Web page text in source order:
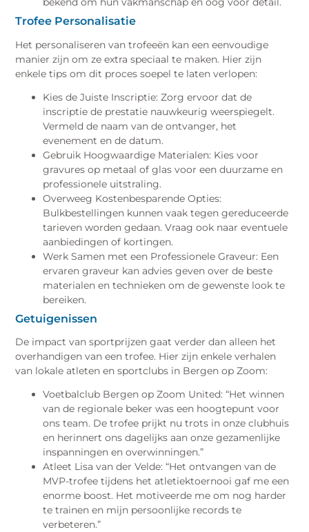
Trofee Personalisatie
Het personaliseren van trofeeën kan een eenvoudige
manier zijn om ze extra speciaal te maken. Hier zijn
enkele tips om dit proces soepel te laten verlopen:
Kies de Juiste Inscriptie: Zorg ervoor dat de
inscriptie de prestatie nauwkeurig weerspiegelt.
Vermeld de naam van de ontvanger, het
evenement en de datum.
Gebruik Hoogwaardige Materialen: Kies voor
gravures op metaal of glas voor een duurzame en
professionele uitstraling.
Overweeg Kostenbesparende Opties:
Bulkbestellingen kunnen vaak tegen gereduceerde
tarieven worden gedaan. Vraag ook naar eventuele
aanbiedingen of kortingen.
Werk Samen met een Professionele Graveur: Een
ervaren graveur kan advies geven over de beste
materialen en technieken om de gewenste look te
bereiken.
Getuigenissen
De impact van sportprijzen gaat verder dan alleen het
overhandigen van een trofee. Hier zijn enkele verhalen
van lokale atleten en sportclubs in Bergen op Zoom:
Voetbalclub Bergen op Zoom United: “Het winnen
van de regionale beker was een hoogtepunt voor
ons team. De trofee prijkt nu trots in onze clubhuis
en herinnert ons dagelijks aan onze gezamenlijke
inspanningen en overwinningen.”
Atleet Lisa van der Velde: “Het ontvangen van de
MVP-trofee tijdens het atletiektoernooi gaf me een
enorme boost. Het motiveerde me om nog harder
te trainen en mijn persoonlijke records te
verbeteren.”